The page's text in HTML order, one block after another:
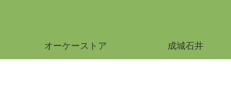
オーケーストア 成城石井